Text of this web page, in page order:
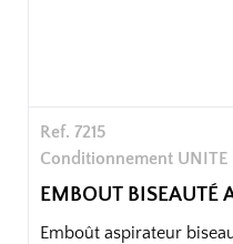
Ref. 7215
Conditionnement UNITE
EMBOUT BISEAUTÉ
Emboût aspirateur